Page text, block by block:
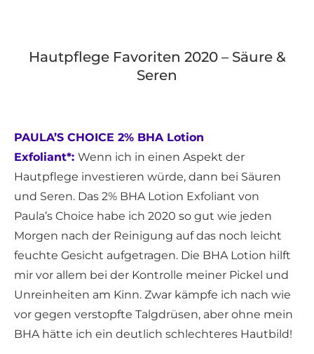
Hautpflege Favoriten 2020 – Säure &
Seren
PAULA’S CHOICE 2% BHA Lotion
Exfoliant*: Wenn ich in einen Aspekt der
Hautpflege investieren würde, dann bei Säuren
und Seren. Das 2% BHA Lotion Exfoliant von
Paula’s Choice habe ich 2020 so gut wie jeden
Morgen nach der Reinigung auf das noch leicht
feuchte Gesicht aufgetragen. Die BHA Lotion hilft
mir vor allem bei der Kontrolle meiner Pickel und
Unreinheiten am Kinn. Zwar kämpfe ich nach wie
vor gegen verstopfte Talgdrüsen, aber ohne mein
BHA hätte ich ein deutlich schlechteres Hautbild!